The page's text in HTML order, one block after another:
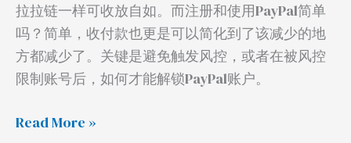
拉拉链一样可收放自如。而注册和使用PayPal简单
吗？简单，收付款也更是可以简化到了该减少的地
方都减少了。关键是避免触发风控，或者在被风控
限制账号后，如何才能解锁PayPal账户。
Read More »